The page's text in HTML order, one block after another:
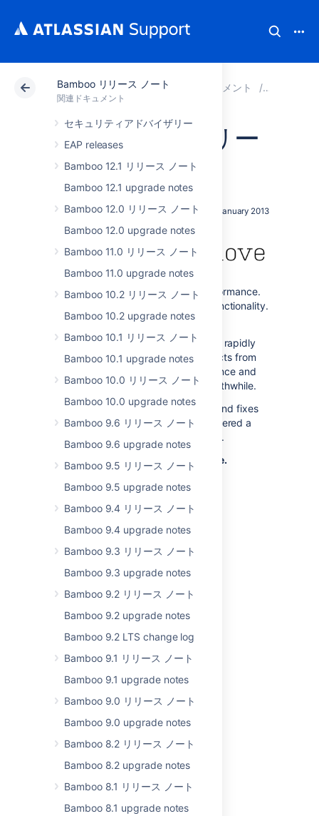
Bamboo リリース ノート
関連ドキュメント
セキュリティアドバイザリー
EAP releases
Bamboo 12.1 リリース ノート
Bamboo 12.1 upgrade notes
Bamboo 12.0 リリース ノート
Bamboo 12.0 upgrade notes
Bamboo 11.0 リリース ノート
Bamboo 11.0 upgrade notes
Bamboo 10.2 リリース ノート
Bamboo 10.2 upgrade notes
Bamboo 10.1 リリース ノート
Bamboo 10.1 upgrade notes
Bamboo 10.0 リリース ノート
Bamboo 10.0 upgrade notes
Bamboo 9.6 リリース ノート
Bamboo 9.6 upgrade notes
Bamboo 9.5 リリース ノート
Bamboo 9.5 upgrade notes
Bamboo 9.4 リリース ノート
Bamboo 9.4 upgrade notes
Bamboo 9.3 リリース ノート
Bamboo 9.3 upgrade notes
Bamboo 9.2 リリース ノート
Bamboo 9.2 upgrade notes
Bamboo 9.2 LTS change log
Bamboo 9.1 リリース ノート
Bamboo 9.1 upgrade notes
Bamboo 9.0 リリース ノート
Bamboo 9.0 upgrade notes
Bamboo 8.2 リリース ノート
Bamboo 8.2 upgrade notes
Bamboo 8.1 リリース ノート
Bamboo 8.1 upgrade notes
アトラシアン サポート 関連ドキュメント
Bamboo 4.4 リリー
ス ノート
29th January 2013
You wanted compatibility and performance.
You wanted flexibility and TestNG functionality.
And a whole lot more!
Bamboo 4.4 gives you the tools to rapidly
transition your development projects from
Jenkins, with the added performance and
control to make that transition worthwhile.
We combed through the features and fixes
YOU've been asking for and delivered a
release that is all about you.
So come on in. Feel the love.
Quickly Import
projects from
Jenkins
Your existing projects
Jenkins?
No problem! You've
invested a lot of time
and effort building your
Jenkins projects, but
now you want to make
the move to Bamboo
and don't want to start
again from scratch.
Bamboo 4.4's Jenkins
importer makes it easy
to transition your
existing Jenkins
projects to Bamboo in a
few simple steps.